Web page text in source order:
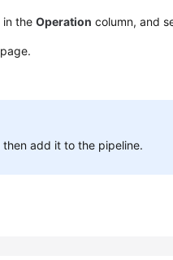
in theOperation column, and
add it to the pipeline.